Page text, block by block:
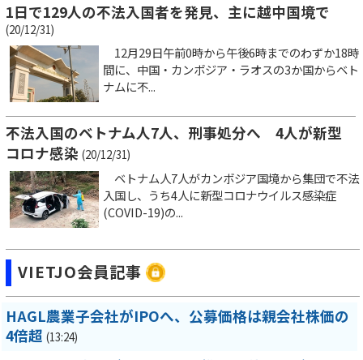
1日で129人の不法入国者を発見、主に越中国境で
(20/12/31)
12月29日午前0時から午後6時までのわずか18時
間に、中国・カンボジア・ラオスの3か国からベト
ナムに不...
不法入国のベトナム人7人、刑事処分へ 4人が新型
コロナ感染 (20/12/31)
ベトナム人7人がカンボジア国境から集団で不法
入国し、うち4人に新型コロナウイルス感染症
(COVID-19)の...
VIETJO会員記事
HAGL農業子会社がIPOへ、公募価格は親会社株価の
4倍超 (13:24)